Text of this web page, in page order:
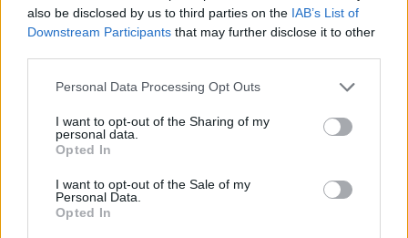
also be disclosed by us to third parties on the IAB’s List of
Downstream Participants that may further disclose it to other
Please note that this website/app uses one or more Google
not limited to your visit or usage behaviour. You may click to
grant or deny consent to Google and its third-party tags to
use your data for below specified purposes in below Google
consent section.
Personal Data Processing Opt Outs
I want to opt-out of the Sharing of my
personal data.
Opted In
I want to opt-out of the Sale of my
Personal Data.
Opted In
megszokták az önkormányzatban, hogy jön a Civil
Kapocs, hogy egyszer még meg is várták a pár percet
késő felvételkészítőket. A lakosoknak is jó
hozzáférést jelent az önkormányzati munkához a
Civil Kapocs videó és jegyzőkönyv archívuma, az
gyakran 1-2 óra hosszú felvételeket is, hogy
megnézzék az érdekesebb részeket. Egy ülést
érdeklődést vonzó helyi ügyeknél (ilyen volt például
a temető felszámolásának története) ennek
többszörösére nőtt a nézettség.